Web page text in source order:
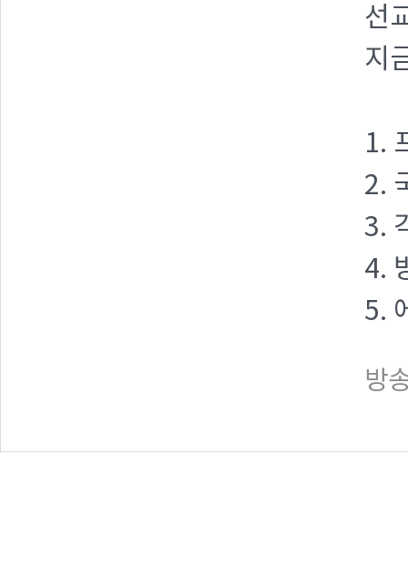
선
지
1.
2.
3.
4.
5.
방